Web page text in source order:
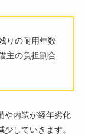
りの耐用年数
主の負担割合
や内装が経年劣化
していきます。